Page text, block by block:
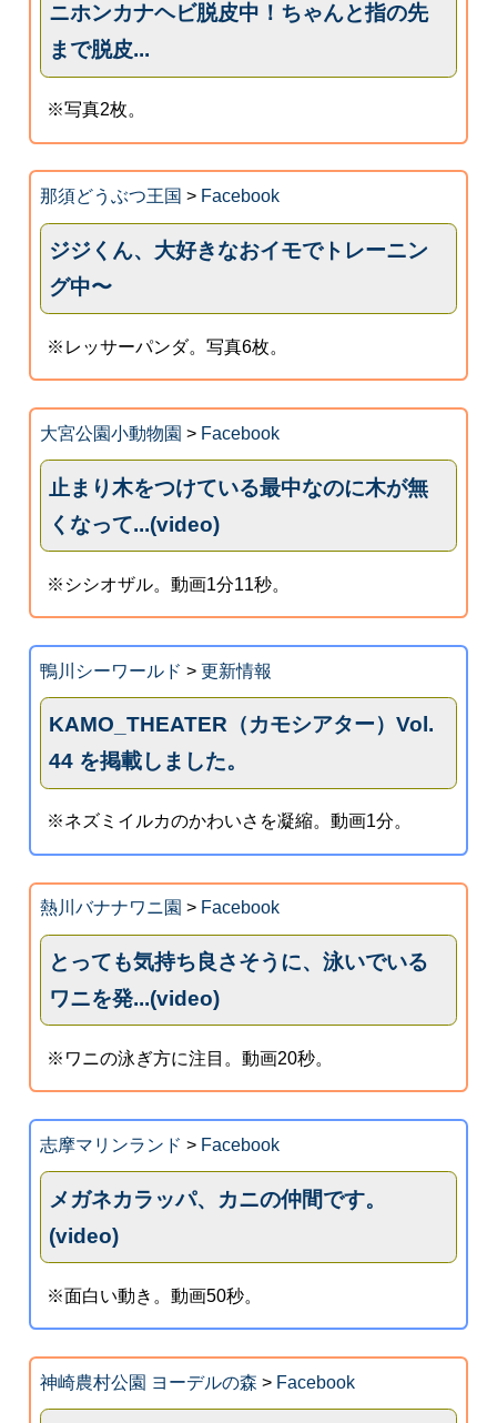
ニホンカナヘビ脱皮中！ちゃんと指の先
まで脱皮...
※写真2枚。
那須どうぶつ王国 > Facebook
ジジくん、大好きなおイモでトレーニン
グ中〜
※レッサーパンダ。写真6枚。
大宮公園小動物園 > Facebook
止まり木をつけている最中なのに木が無
くなって...(video)
※シシオザル。動画1分11秒。
鴨川シーワールド > 更新情報
KAMO_THEATER（カモシアター）Vol.
44 を掲載しました。
※ネズミイルカのかわいさを凝縮。動画1分。
熱川バナナワニ園 > Facebook
とっても気持ち良さそうに、泳いでいる
ワニを発...(video)
※ワニの泳ぎ方に注目。動画20秒。
志摩マリンランド > Facebook
メガネカラッパ、カニの仲間です。
(video)
※面白い動き。動画50秒。
神崎農村公園 ヨーデルの森 > Facebook